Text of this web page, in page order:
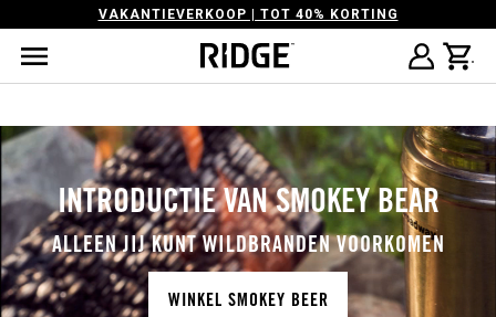
VAKANTIEVERKOOP | TOT 40% KORTING
INTRODUCTIE VAN SMOKEY BEAR
ALLEEN JIJ KUNT WILDBRANDEN VOORKOMEN
WINKEL SMOKEY BEER